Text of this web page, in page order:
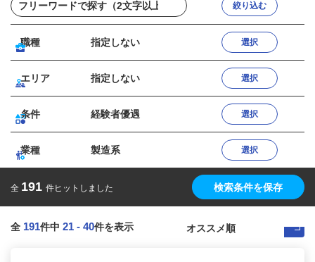
絞り込む
職種 指定しない 選択
エリア 指定しない 選択
条件 経験者優遇 選択
業種 製造系 選択
全 191 件ヒットしました 検索条件を保存
全 191件中 21 - 40件を表示